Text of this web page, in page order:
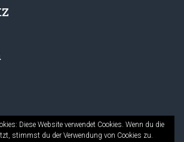
Diese Website verwendet Cookies. Wenn du die
stimmst du der Verwendung von Cookies zu.